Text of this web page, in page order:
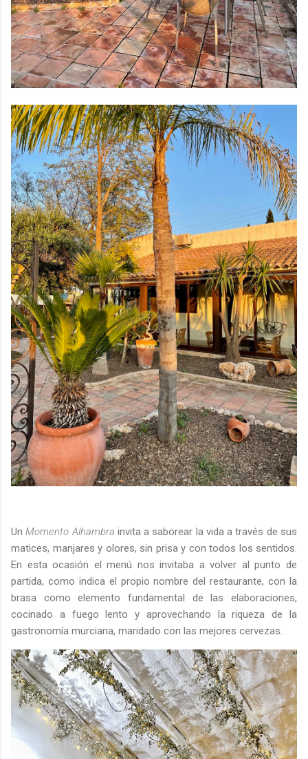
UnMomento Alhambra invita a saborear la vida a través de sus
matices, manjares y olores, sin prisa y con todos los sentidos.
En esta ocasión el menú nos invitaba a volver al punto de
partida, como indica el propio nombre del restaurante, con la
brasa como elemento fundamental de las elaboraciones,
cocinado a fuego lento y aprovechando la riqueza de la
gastronomía murciana, maridado con las mejores cervezas.